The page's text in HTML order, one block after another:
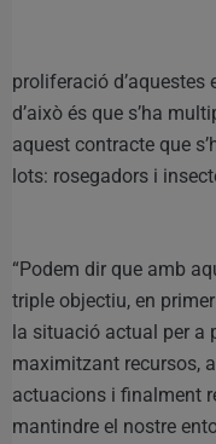
proliferació
d’això és que s’ha
aquest contracte que
lots: rosegadors i
“Podem dir que amb
triple objectiu, en
la situació actual per a
maximitzant recursos,
actuacions i finalment
mantindre el nostre